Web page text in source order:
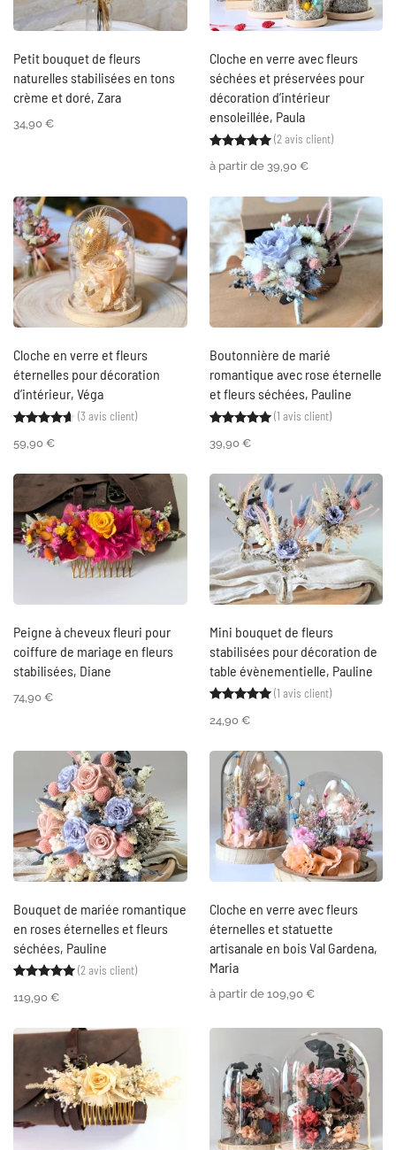
Petit bouquet de fleurs
naturelles stabilisées en tons
crème et doré, Zara
34,90 €
Cloche en verre avec fleurs
séchées et préservées pour
décoration d’intérieur
ensoleillée, Paula
Noté5.00sur 5
2
(2avis client)
à partir de 39,90 €
Cloche en verre et fleurs
éternelles pour décoration
d’intérieur, Véga
Noté4.67sur 5 basé sur
3 notations client
(3 avis client)
59,90 €
Boutonnière de marié
romantique avec rose éternelle
et fleurs séchées, Pauline
Noté 5.00sur 5
1
(1 avis client)
39,90 €
Peigne à cheveux fleuri pour
coiffure de mariage en fleurs
stabilisées, Diane
74,90 €
Mini bouquet de fleurs
stabilisées pour décoration de
table évènementielle, Pauline
Noté 5.00sur 5
1
(1 avis client)
24,90 €
Bouquet de mariée romantique
en roses éternelles et fleurs
séchées, Pauline
Noté5.00sur 5 basé sur
2
(2avis client)
119,90 €
Cloche en verre avec fleurs
éternelles et statuette
artisanale en bois Val Gardena,
Maria
à partir de 109,90 €